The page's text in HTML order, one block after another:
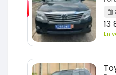
13
En